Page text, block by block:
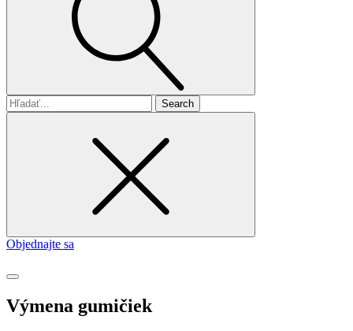
Search
for
Objednajte sa
Výmena gumičiek